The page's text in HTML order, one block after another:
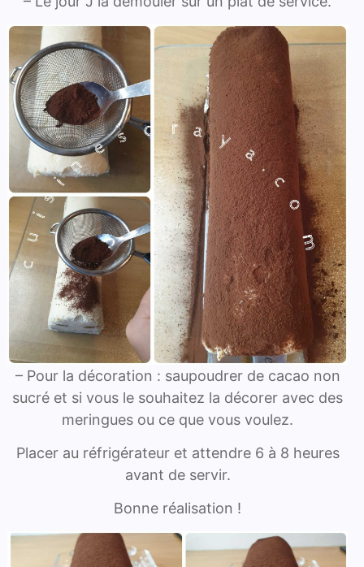
– Pour la décoration : saupoudrer de cacao non
sucré et si vous le souhaitez la décorer avec des
meringues ou ce que vous voulez.
Placer au réfrigérateur et attendre 6 à 8 heures
avant de servir.
Bonne réalisation !